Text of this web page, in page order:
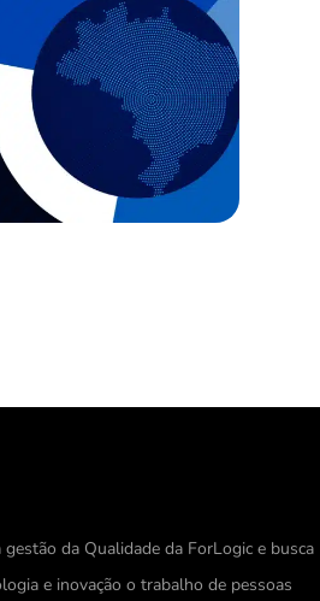
da Qualidade da ForLogic e busca
e inovação o trabalho de pessoas